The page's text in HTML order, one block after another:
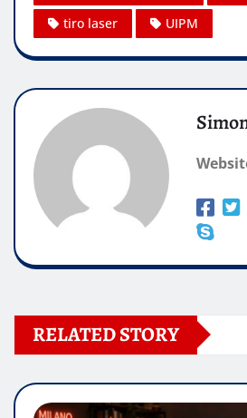
tiro laser
UIPM
RELATED STORY